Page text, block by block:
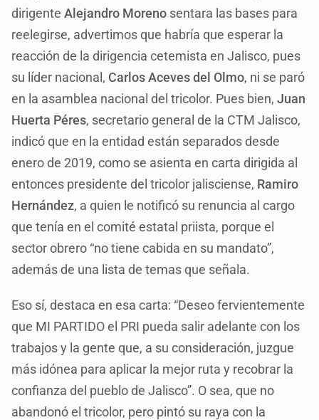
dirigenteAlejandro Moreno sentara las bases para
reelegirse, advertimos que habría que esperar la
reacción de la dirigencia cetemista en Jalisco, pues
su líder nacional, Carlos Aceves del Olmo, ni se paró
en la asamblea nacional del tricolor. Pues bien,Juan
Huerta Péres, secretario general de la CTM Jalisco,
indicó que en la entidad están separados desde
enero de 2019, como se asienta en carta dirigida al
entonces presidente del tricolor jalisciense, Ramiro
Hernández, a quien le notificó su renuncia al cargo
que tenía en el comité estatal priista, porque el
sector obrero “no tiene cabida en su mandato”,
además de una lista de temas que señala.
Eso sí, destaca en esa carta: “Deseo fervientemente
que MI PARTIDO el PRI pueda salir adelante con los
trabajos y la gente que, a su consideración, juzgue
más idónea para aplicar la mejor ruta y recobrar la
confianza del pueblo de Jalisco”. O sea, que no
abandonó el tricolor, pero pintó su raya con la